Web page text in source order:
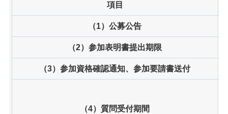
項目
（1）公募公告
（2）参加表明書提出期限
（3）参加資格確認通知、参加要請書送付
（4）質問受付期間